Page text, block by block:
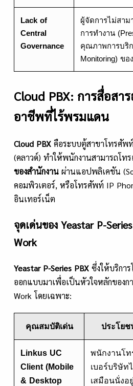
Lack of
Central
Governance
ผู้จัดการไม่สาม
การทำงาน
คุณภาพการบริ
Monitoring) ข
Cloud PBX: การสื่อสา
อาชีพที่ไร้พรมแดน
Cloud PBX คือระบบตู้สาขาโทรศัพ
(คลาวด์) ทำให้พนักงานสามารถโทร
ของสำนักงาน ผ่านแอปพลิเคชัน
คอมพิวเตอร์, หรือโทรศัพท์ IP
อินเทอร์เน็ต
จุดเด่นของ Yeastar P-
Work
Yeastar P-Series PBX ซึ่งให้บริการ
ออกแบบมาเพื่อเป็นหัวใจหลักของก
Work โดยเฉพาะ:
คุณสมบัติเด่น ประโย
Linkus UC
Client (Mobile
& Desktop
พนักงานโท
เบอร์บริษั
เสมือนนั่งอ